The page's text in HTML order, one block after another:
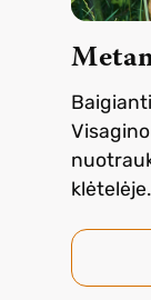
klėtelėje.